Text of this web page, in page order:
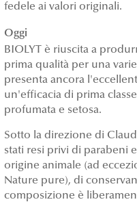
fedele ai valori originali.
Oggi
BIOLYT è riuscita a
prima qualità per una
presenta ancora
un'efficacia di prima
profumata e setosa.
Sotto la direzione di
stati resi privi di parabeni
origine animale (ad
Nature pure), di
composizione è